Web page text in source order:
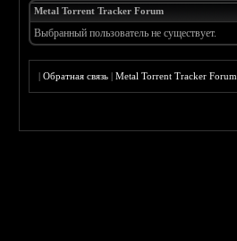
Metal Torrent Tracker Forum
Выбранный пользователь не существует.
|Обратная связь |Metal Torrent Tracker Forum